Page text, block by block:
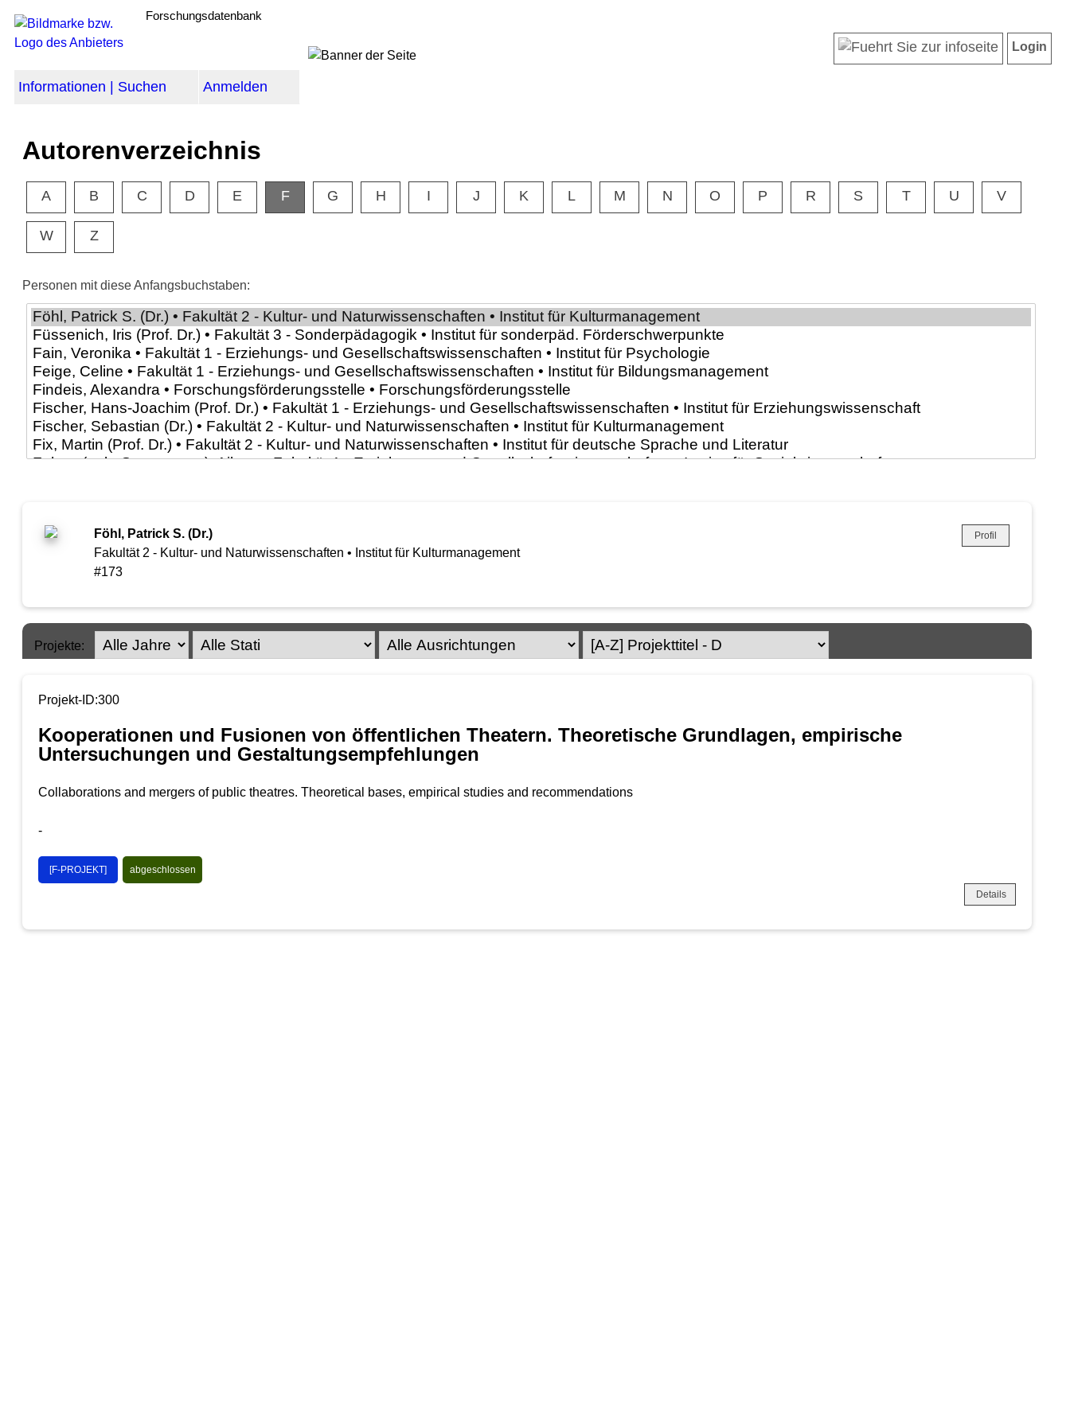
Forschungsdatenbank
Informationen | Suchen Anmelden
Login
Autorenverzeichnis
A B C D E F G H I J K L M N O P R S T U V
W Z
Personen mit diese Anfangsbuchstaben:
Föhl, Patrick S. (Dr.)
Fakultät 2 - Kultur- und Naturwissenschaften • Institut für Kulturmanagement
#173
Profil
Projekte:
Projekt-ID:300
Kooperationen und Fusionen von öffentlichen Theatern. Theoretische Grundlagen, empirische
Untersuchungen und Gestaltungsempfehlungen
Collaborations and mergers of public theatres. Theoretical bases, empirical studies and recommendations
-
[F-PROJEKT] abgeschlossen
Details